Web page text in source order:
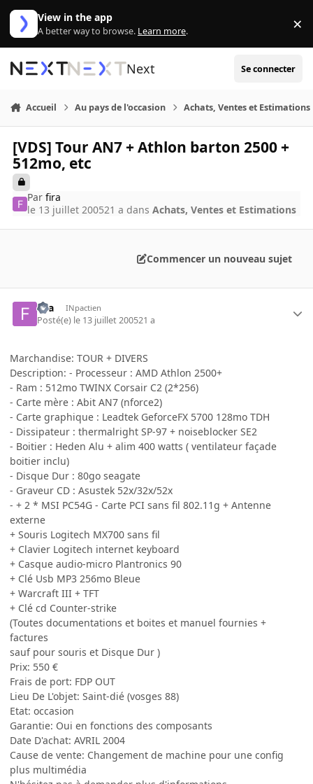
Aller au contenu
View in the app
A better way to browse. Learn more. ×
Next Se connecter
Accueil Au pays de l'occasion Achats, Ventes et Estimations
[VDS] Tour AN7 + Athlon barton 2500 +
512mo, etc
Parfira
le 13 juillet 200521 a dansAchats, Ventes et Estimations
Commencer un nouveau sujet
fira INpactien
Posté(e) le 13 juillet 200521 a
Marchandise: TOUR + DIVERS
Description: - Processeur : AMD Athlon 2500+
- Ram : 512mo TWINX Corsair C2 (2*256)
- Carte mère : Abit AN7 (nforce2)
- Carte graphique : Leadtek GeforceFX 5700 128mo TDH
- Dissipateur : thermalright SP-97 + noiseblocker SE2
- Boitier : Heden Alu + alim 400 watts ( ventilateur façade
boitier inclu)
- Disque Dur : 80go seagate
- Graveur CD : Asustek 52x/32x/52x
- + 2 * MSI PC54G - Carte PCI sans fil 802.11g + Antenne
externe
+ Souris Logitech MX700 sans fil
+ Clavier Logitech internet keyboard
+ Casque audio-micro Plantronics 90
+ Clé Usb MP3 256mo Bleue
+ Warcraft III + TFT
+ Clé cd Counter-strike
(Toutes documentations et boites et manuel fournies +
factures
sauf pour souris et Disque Dur )
Prix: 550 €
Frais de port: FDP OUT
Lieu De L'objet: Saint-dié (vosges 88)
Etat: occasion
Garantie: Oui en fonctions des composants
Date D'achat: AVRIL 2004
Cause de vente: Changement de machine pour une config
plus multimédia